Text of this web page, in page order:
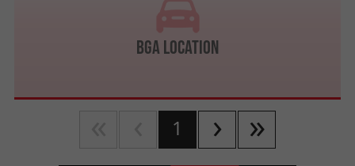
BGA Location
1